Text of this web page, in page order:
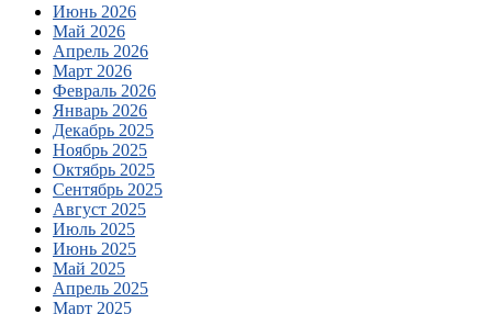
Июнь 2026
Май 2026
Апрель 2026
Март 2026
Февраль 2026
Январь 2026
Декабрь 2025
Ноябрь 2025
Октябрь 2025
Сентябрь 2025
Август 2025
Июль 2025
Июнь 2025
Май 2025
Апрель 2025
Март 2025